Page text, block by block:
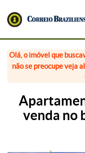
Olá, o imóvel que
não se preocupe veja
venda no